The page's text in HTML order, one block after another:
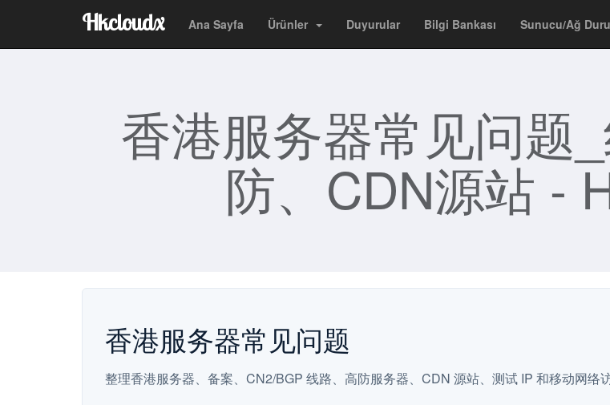
Hkcloudx Ana Sayfa Ürünler Duyurular Bilgi Bankası Sunucu/Ağ
香港服务器常见问题
防、CDN源站 -
香港服务器常见问题
整理香港服务器、备案、CN2/BGP 线路、高防服务器、CDN 源站、测试 IP 和移动网络